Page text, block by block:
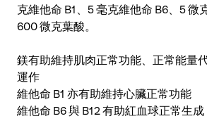
克維他命 B1、5 毫克維他命 B6、5 微
600 微克葉酸。
鎂有助維持肌肉正常功能、正常能量
運作
維他命 B1 亦有助維持心臟正常功能
維他命 B6 與 B12 有助紅血球正常生